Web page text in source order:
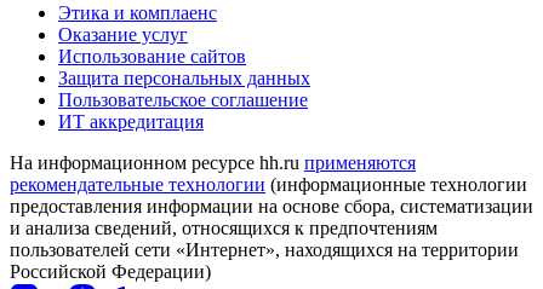
Этика и комплаенс
Оказание услуг
Использование сайтов
Защита персональных данных
Пользовательское соглашение
ИТ аккредитация
На информационном ресурсе hh.ru применяются
рекомендательные технологии (информационные технологии
предоставления информации на основе сбора, систематизации
и анализа сведений, относящихся к предпочтениям
пользователей сети «Интернет», находящихся на территории
Российской Федерации)